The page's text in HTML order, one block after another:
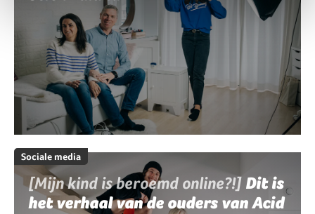
Sociale media
[Mijn kind is beroemd online?!] Dit is
het verhaal van de ouders van Acid